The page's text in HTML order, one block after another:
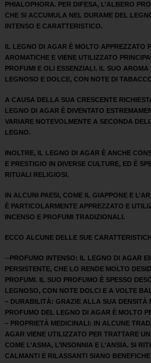
PHIALOPHORA. PER DIFESA, L’ALBERO
CHE SI ACCUMULA NEL DURAME DEL
INTENSO E CARATTERISTICO.
IL LEGNO DI AGAR È MOLTO APPREZZATO
AROMATICHE E VIENE UTILIZZATO
PROFUMI E OLI ESSENZIALI. IL SUO
LEGNOSO E DOLCE, CON NOTE DI
A CAUSA DELLA SUA CRESCENTE
LEGNO DI AGAR È DIVENTATO
VARIARE NOTEVOLMENTE A SECONDA
LEGNO.
INOLTRE, IL LEGNO DI AGAR È ANCHE
E PRESTIGIO IN DIVERSE CULTURE, ED È
RITUALI RELIGIOSI.
IN ALCUNI PAESI, COME IL GIAPPONE E
È PARTICOLARMENTE APPREZZATO E
INCENSO E PROFUMI TRADIZIONALI.
ECCO ALCUNE DELLE SUE
–PROFUMO INTENSO: IL LEGNO DI AGAR
PERSISTENTE, CHE LO RENDE MOLTO
PROFUMI. IL SUO PROFUMO È SPESSO
LEGNOSO, CON NOTE DOLCI E A VOLTE
– DURABILITÀ: GRAZIE ALLA SUA DENSITÀ
PROFUMO DEL LEGNO DI AGAR È MOLTO
– PROPRIETÀ MEDICINALI: IN ALCUNE
AGAR VIENE UTILIZZATO PER TRATTARE
COME L’ASMA, L’INSONNIA E L’ANSIA. SI
CALMANTI E RILASSANTI SIANO